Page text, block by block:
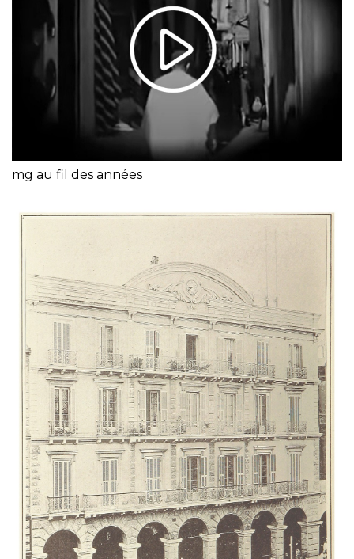
mg au fil des années